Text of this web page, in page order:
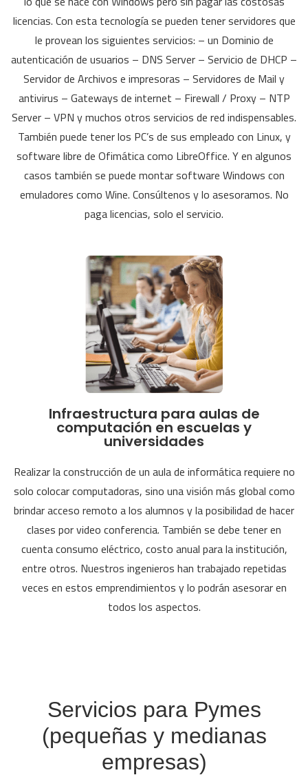
licencias. Con esta tecnología se pueden tener servidores que
le provean los siguientes servicios: – un Dominio de
autenticación de usuarios – DNS Server – Servicio de DHCP –
Servidor de Archivos e impresoras – Servidores de Mail y
antivirus – Gateways de internet – Firewall / Proxy – NTP
Server – VPN y muchos otros servicios de red indispensables.
También puede tener los PC’s de sus empleado con Linux, y
software libre de Ofimática como LibreOffice. Y en algunos
casos también se puede montar software Windows con
emuladores como Wine. Consúltenos y lo asesoramos. No
paga licencias, solo el servicio.
Infraestructura para aulas de
computación en escuelas y
universidades
Realizar la construcción de un aula de informática requiere no
solo colocar computadoras, sino una visión más global como
brindar acceso remoto a los alumnos y la posibilidad de hacer
clases por video conferencia. También se debe tener en
cuenta consumo eléctrico, costo anual para la institución,
entre otros. Nuestros ingenieros han trabajado repetidas
veces en estos emprendimientos y lo podrán asesorar en
todos los aspectos.
Servicios para Pymes
(pequeñas y medianas
empresas)